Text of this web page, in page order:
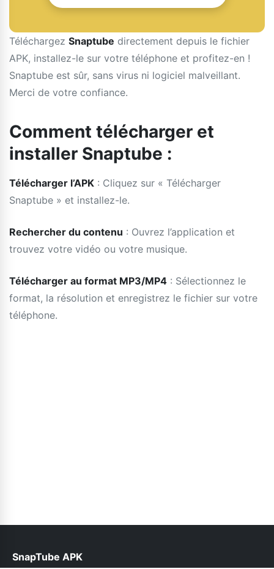
Téléchargez Snaptube directement depuis le fichier
APK, installez-le sur votre téléphone et profitez-en !
Snaptube est sûr, sans virus ni logiciel malveillant.
Merci de votre confiance.
Comment télécharger et
installer Snaptube :
Télécharger l’APK : Cliquez sur « Télécharger
Snaptube » et installez-le.
Rechercher du contenu : Ouvrez l’application et
trouvez votre vidéo ou votre musique.
Télécharger au format MP3/MP4 : Sélectionnez le
format, la résolution et enregistrez le fichier sur votre
téléphone.
SnapTube APK